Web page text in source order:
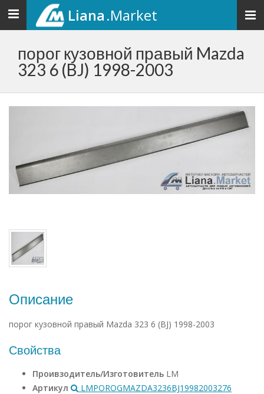
Toggle
navigation
Liana.Market
порог кузовной правый Mazda
323 6 (BJ) 1998-2003
Описание
порог кузовной правый Mazda 323 6 (BJ) 1998-2003
Свойства
Проивзодитель/Изготовитель LM
Артикул
LMPOROGMAZDA3236BJ19982003276